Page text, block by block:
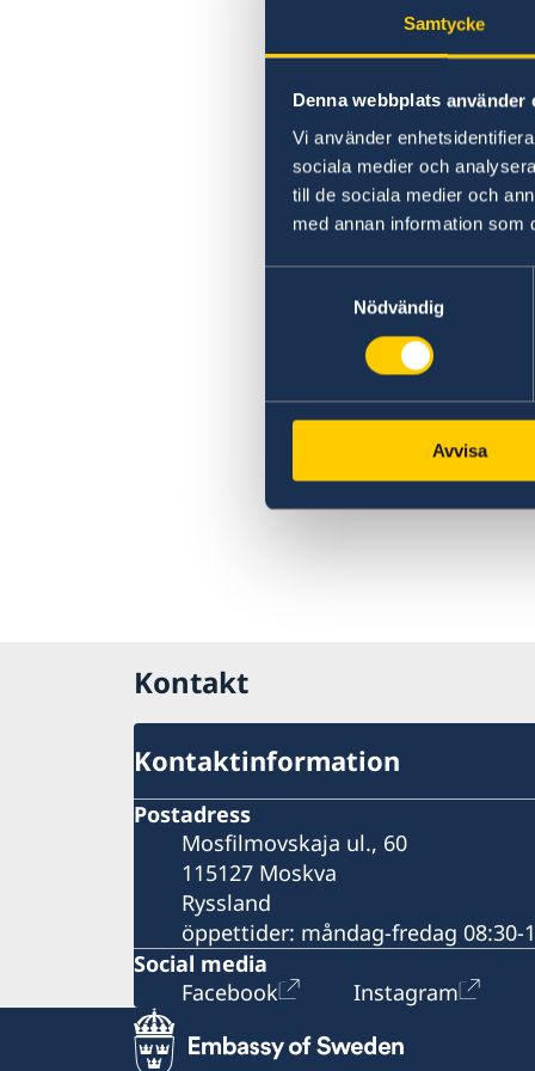
Samtycke
Denna webbplats använder
Vi använder
sociala medier och
till de sociala medier och
med annan information som
Nödvändig
Avvisa
Varning för nätbedrägerier
Vanligt förekommande frågor
Kontakt
Kontaktinformation
Postadress
Mosfilmovskaja ul., 60
115127 Moskva
Ryssland
öppettider: måndag-fredag 08:30-
Social media
Facebook
Instagram